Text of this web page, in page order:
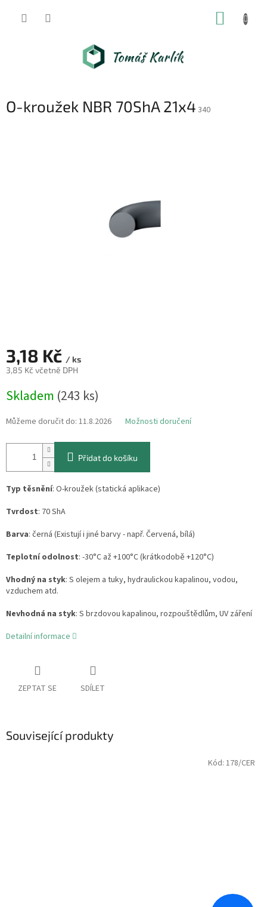
O-kroužek NBR 70ShA 21x4 340
3,18 Kč / ks
3,85 Kč včetně DPH
cena:
Skladem (243 ks)
Můžeme doručit do: 11.8.2026 Možnosti doručení
Přidat do košíku
Typ těsnění: O-kroužek (statická aplikace)
Tvrdost: 70 ShA
Barva: černá (Existují i jiné barvy - např. Červená, bílá)
Teplotní odolnost: -30°C až +100°C (krátkodobě +120°C)
Vhodný na styk: S olejem a tuky, hydraulickou kapalinou, vodou,
vzduchem atd.
Nevhodná na styk: S brzdovou kapalinou, rozpouštědlům, UV záření
Detailní informace
ZEPTAT SE SDÍLET
Související produkty
Kód: 178/CER